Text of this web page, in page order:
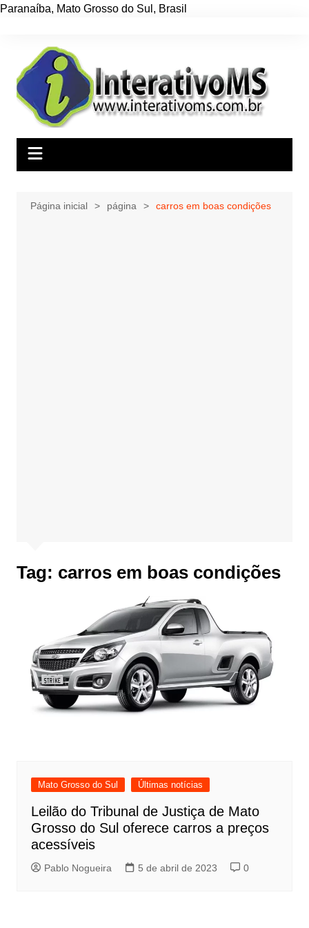
Paranaíba, Mato Grosso do Sul , Brasil
conteúdo
Página inicial página carros em boas condições
Tag: carros em boas condições
Mato Grosso do Sul Últimas notícias
Leilão do Tribunal de Justiça de Mato
Grosso do Sul oferece carros a preços
acessíveis
Pablo Nogueira 5 de abril de 2023 0